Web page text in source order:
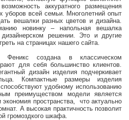
аккуратного размещения
уборов всей семьи. Многолетний опыт
вешалки разных цветов и дизайна.
новинку – напольная вешалка
решении.
Это и другие
на страницах нашего сайта.
создана в классическом
для себя большинство клиентов.
дизайн изделия подчеркивает
Компактные размеры изделия
удобному использованию
преимуществом модели является
экономия пространства, что актуально
А высокая практичность позволит
громоздкого шкафа.